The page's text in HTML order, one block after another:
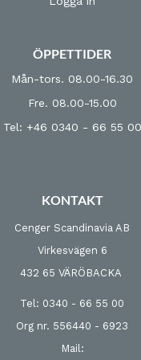
ÖPPETTIDER
Mån-tors. 08.00-16.30
Fre. 08.00-15.00
Tel: +46 0340 - 66 55 00
KONTAKT
Cenger Scandinavia AB
Virkesvägen 6
432 65 VÄRÖBACKA
Tel: 0340 - 66 55 00
Org nr. 556440 - 6923
Mail: